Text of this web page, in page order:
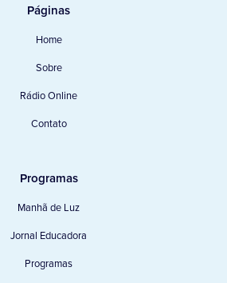
Páginas
Home
Sobre
Rádio Online
Contato
Programas
Manhã de Luz
Jornal Educadora
Programas